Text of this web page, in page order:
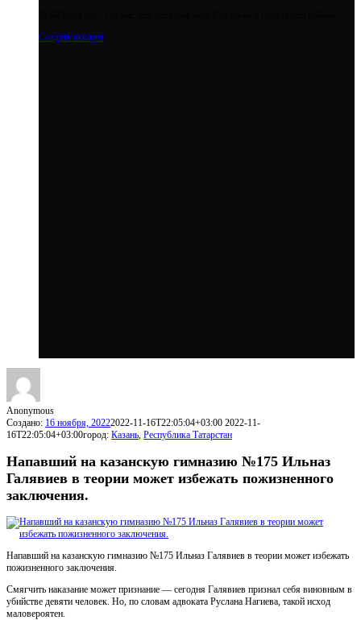
Создать аккаунт
Anonymous
Создано: 16 ноября, 20222022-11-16T22:05:04+03:00 2022-11-
16T22:05:04+03:00город: Казань, Республика Татарстан
Напавший на казанскую гимназию №175 Ильназ
Галявиев в теории может избежать пожизненного
заключения.
Напавший на казанскую гимназию №175 Ильназ Галявиев в теории может избежать
пожизненного заключения.
Смягчить наказание может признание — сегодня Галявиев признал себя виновным в
убийстве девяти человек. Но, по словам адвоката Руслана Нагиева, такой исход
маловероятен.